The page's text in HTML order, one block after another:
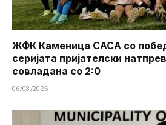
ЖФК Каменица САСА со
серијата пријателски
совладана со 2:0
06/08/2026